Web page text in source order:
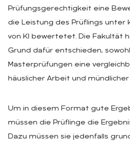
Prüfungsgerechtigkeit eine
die Leistung des Prüflings unter
von KI bewertetet. Die Fakultät
Grund dafür entschieden,
Masterprüfungen eine
häuslicher Arbeit und
Um in diesem Format gute
müssen die Prüflinge die
Dazu müssen sie jedenfalls